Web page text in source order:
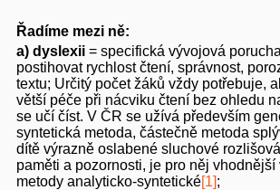
Řadíme mezi ně:
a) dyslexii = specifická vývojová
postihovat rychlost čtení, správnost,
textu; Určitý počet žáků vždy potřebuje,
větší péče při nácviku čtení bez ohledu
se učí číst. V ČR se užívá především
syntetická metoda, částečně metoda
dítě výrazně oslabené sluchové
paměti a pozornosti, je pro něj
metody analyticko-syntetické[1];